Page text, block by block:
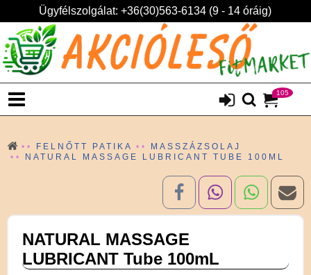
Ügyfélszolgálat: +36(30)563-6134 (9 - 14 óráig)
105
FELNŐTT PATIKA
MASSZÁZSOLAJ
NATURAL MASSAGE LUBRICANT TUBE 100ML
NATURAL MASSAGE
LUBRICANT Tube 100mL